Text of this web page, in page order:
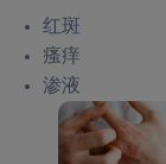
红斑
瘙痒
渗液